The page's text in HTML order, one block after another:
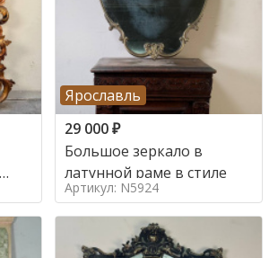
Ярославль
29 000₽
Большое зеркало в
латунной раме в стиле
Артикул: N5924